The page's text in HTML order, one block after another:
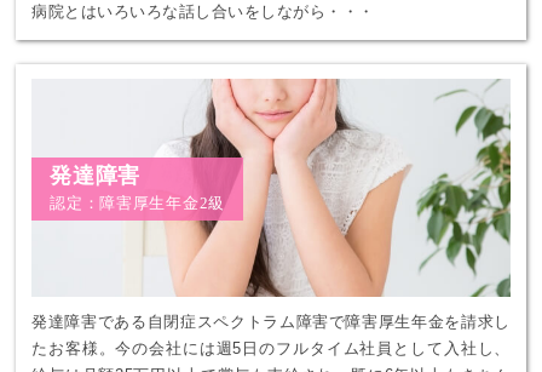
病院とはいろいろな話し合いをしながら・・・
発達障害
認定：障害厚生年金2級
発達障害である自閉症スペクトラム障害で障害厚生年金を請求し
たお客様。今の会社には週5日のフルタイム社員として入社し、